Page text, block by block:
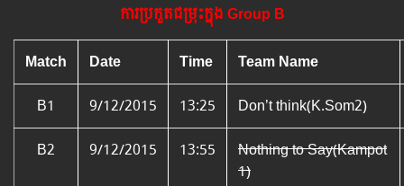
ការប្រកួតជម្រុះក្នុង​ Group B
Match
Date Time
Team Name
B1
9/12/2015 13:25
Don’t think(K.Som2)
B2
9/12/2015 13:55
Nothing to Say(Kampot
1)